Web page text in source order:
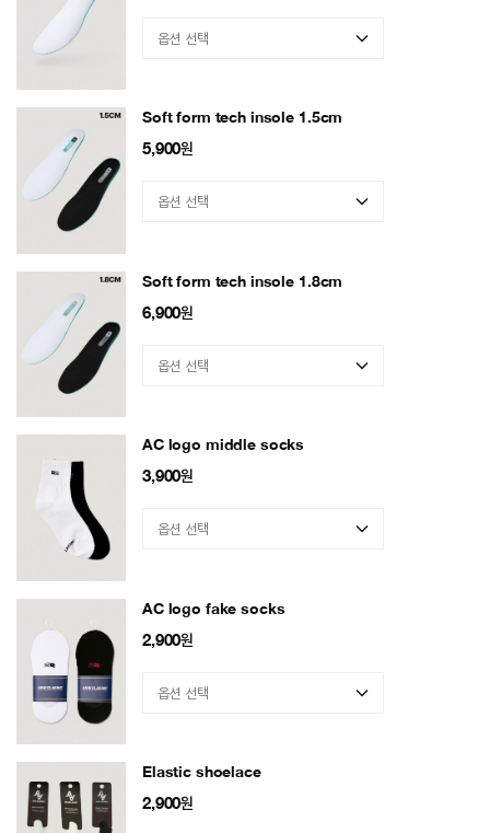
Soft form tech insole 1.5cm
5,900원
Soft form tech insole 1.8cm
6,900원
AC logo middle socks
3,900원
AC logo fake socks
2,900원
Elastic shoelace
2,900원